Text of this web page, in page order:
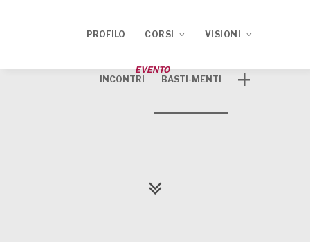
PROFILO CORSI
Corso ECM 2020
VISIONI
TRACCE
INCONTRI
EVENTO
BASTI-MENTI